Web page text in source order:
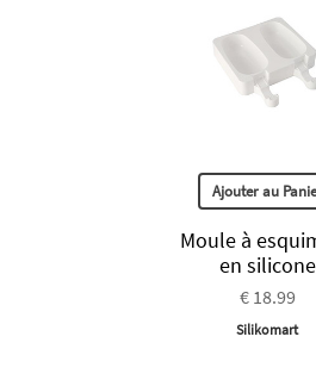
Ajouter au
Moule à
en silicone
€ 18.99
Silikomart